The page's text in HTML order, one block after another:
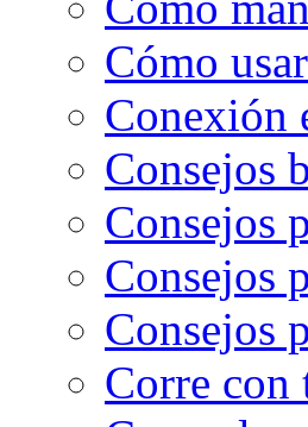
Cómo
Conexión
Consejos
Consejos
Consejos
Consejos
Corre con